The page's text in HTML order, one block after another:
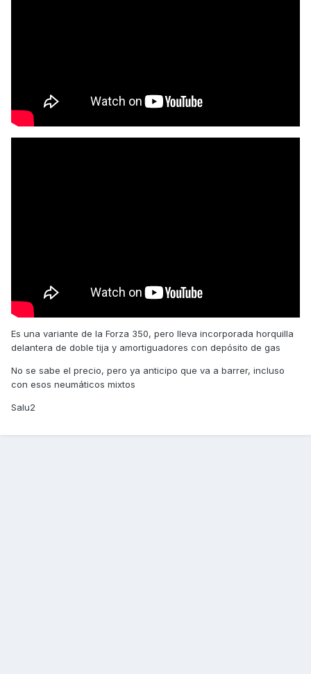
Es una variante de la Forza 350, pero lleva incorporada horquilla
delantera de doble tija y amortiguadores con depósito de gas
No se sabe el precio, pero ya anticipo que va a barrer, incluso
con esos neumáticos mixtos
Salu2